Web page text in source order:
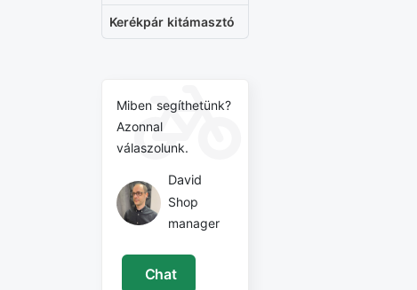
Kerékpár kitámasztó
Miben segíthetünk?
Azonnal
válaszolunk.
David
Shop
manager
Chat